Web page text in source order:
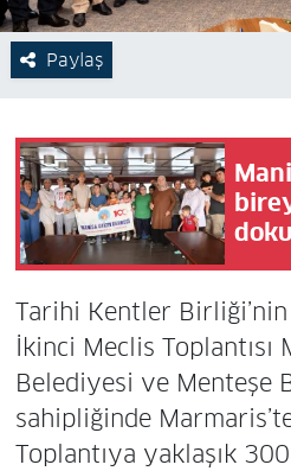
Paylaş
Tarihi Kentler Birliği’nin
İkinci Meclis
Belediyesi ve Menteşe
sahipliğinde
Toplantıya yaklaşık